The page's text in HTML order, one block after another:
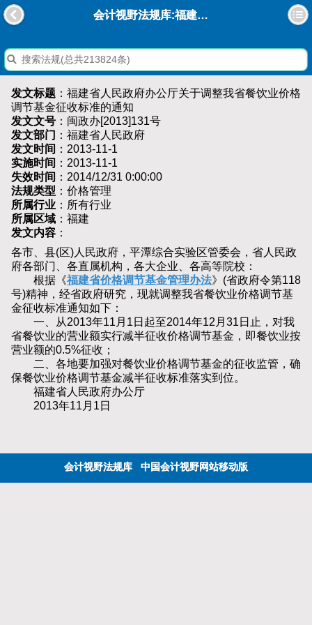
会计视野法规库:福建省人民政府办公厅关于调整我省餐饮业价格调节基金征收标准的通知
发文标题 ：福建省人民政府办公厅关于调整我省餐饮业价格
调节基金征收标准的通知
发文文号 ：闽政办[2013]131号
发文部门 ：福建省人民政府
发文时间 ：2013-11-1
实施时间 ：2013-11-1
失效时间 ：2014/12/31 0:00:00
法规类型 ：价格管理
所属行业 ：所有行业
所属区域 ：福建
发文内容 ：
各市、县(区)人民政府，平潭综合实验区管委会，省人民政
府各部门、各直属机构，各大企业、各高等院校：
根据《福建省价格调节基金管理办法》(省政府令第118
号)精神，经省政府研究，现就调整我省餐饮业价格调节基
金征收标准通知如下：
一、从2013年11月1日起至2014年12月31日止，对我
省餐饮业的营业额实行减半征收价格调节基金，即餐饮业按
营业额的0.5%征收；
二、各地要加强对餐饮业价格调节基金的征收监管，确
保餐饮业价格调节基金减半征收标准落实到位。
福建省人民政府办公厅
2013年11月1日
会计视野法规库 中国会计视野网站移动版